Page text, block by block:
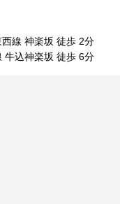
線 神楽坂 徒歩 2分
牛込神楽坂 徒歩 6分